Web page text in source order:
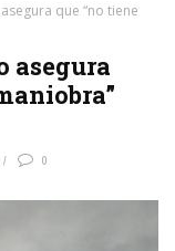
que “no tiene
asegura
0